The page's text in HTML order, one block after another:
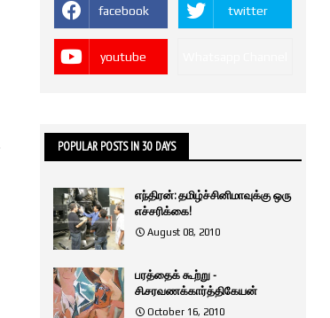
facebook twitter
youtube
POPULAR POSTS IN 30 DAYS
எந்திரன்: தமிழ்ச்சினிமாவுக்கு ஒரு
எச்சரிக்கை!
August 08, 2010
பரத்தைக் கூற்று -
சி.சரவணக்கார்த்திகேயன்
October 16, 2010